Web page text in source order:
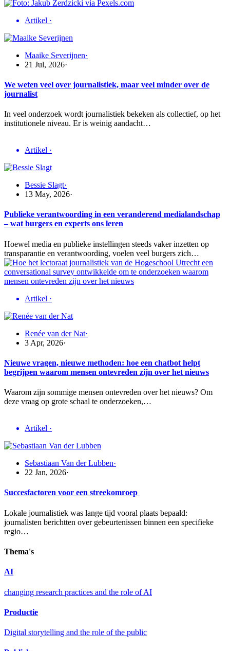
Artikel ·
Maaike Severijnen·
21 Jul, 2026·
We weten veel over journalistiek, maar veel minder over de
journalist
In veel onderzoek wordt journalistiek bekeken als collectief, op het
institutionele niveau. Er is weinig aandacht…
Artikel ·
Bessie Slagt·
13 May, 2026·
Publieke verantwoording in een veranderend medialandschap
– wat burgers en experts ons leren
Hoewel media en publieke instellingen steeds vaker inzetten op
transparantie en verantwoording, voelen veel burgers zich…
Artikel ·
Renée van der Nat·
3 Apr, 2026·
Nieuwe vragen, nieuwe methoden: hoe een chatbot helpt
begrijpen waarom mensen ontevreden zijn over het nieuws
Waarom zijn sommige mensen ontevreden over het nieuws? Om
deze vraag op grote schaal te onderzoeken,…
Artikel ·
Sebastiaan Van der Lubben·
22 Jan, 2026·
Succesfactoren voor een streekomroep
Lokale journalistiek was lange tijd vooral plaats bepaald:
journalisten berichtten over gebeurtenissen binnen een specifieke
regio…
Thema's
AI
changing research practices and the role of AI
Productie
Digital storytelling and the role of the public